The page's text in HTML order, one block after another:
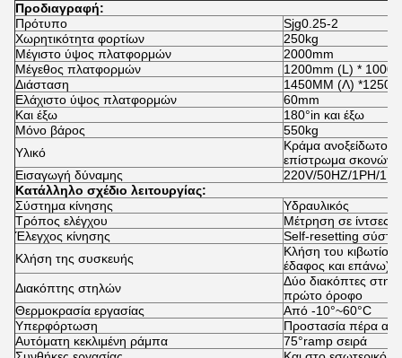
Προδιαγραφή:
Πρότυπο
Sjg0.25-2
Χωρητικότητα φορτίων
250kg
Μέγιστο ύψος πλατφορμών
2000mm
Μέγεθος πλατφορμών
1200mm (L) *
Διάσταση
1450MM (Λ)
Ελάχιστο ύψος πλατφορμών
60mm
Και έξω
180°in και έξω
Μόνο βάρος
550kg
Υλικό
Κράμα ανοξείδωτου
επίστρωμα σκονών
Εισαγωγή δύναμης
220V/50HZ/1PH/
Κατάλληλο σχέδιο λειτουργίας:
Σύστημα κίνησης
Υδραυλικός
Τρόπος ελέγχου
Μέτρηση σε ίντσες
Έλεγχος κίνησης
Self-resetting
Κλήση της συσκευής
Κλήση του κιβωτίου
έδαφος και επάνω),
Διακόπτης στηλών
Δύο διακόπτες
πρώτο όροφο
Θερμοκρασία εργασίας
Από -10°~60°C
Υπερφόρτωση
Προστασία πέρα
Αυτόματη κεκλιμένη ράμπα
75°ramp σειρά